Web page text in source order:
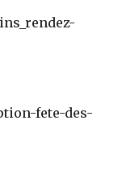
fete-des-